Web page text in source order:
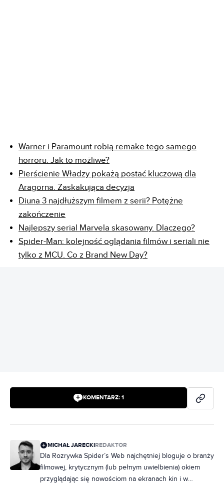
Warner i Paramount robią remake tego samego
horroru. Jak to możliwe?
Pierścienie Władzy pokażą postać kluczową dla
Aragorna. Zaskakująca decyzja
Diuna 3 najdłuższym filmem z serii? Potężne
zakończenie
Najlepszy serial Marvela skasowany. Dlaczego?
Spider-Man: kolejność oglądania filmów i seriali nie
tylko z MCU. Co z Brand New Day?
KOMENTARZ: 1
MICHAŁ JARECKIREDAKTOR
Dla Rozrywka Spider’s Web najchętniej bloguje o branży
filmowej, krytycznym (lub pełnym uwielbienia) okiem
przyglądając się nowościom na ekranach kin i w